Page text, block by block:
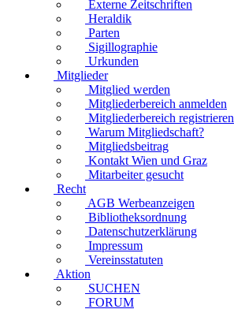
Externe Zeitschriften
Heraldik
Parten
Sigillographie
Urkunden
Mitglieder
Mitglied werden
Mitgliederbereich anmelden
Mitgliederbereich registrieren
Warum Mitgliedschaft?
Mitgliedsbeitrag
Kontakt Wien und Graz
Mitarbeiter gesucht
Recht
AGB Werbeanzeigen
Bibliotheksordnung
Datenschutzerklärung
Impressum
Vereinsstatuten
Aktion
SUCHEN
FORUM